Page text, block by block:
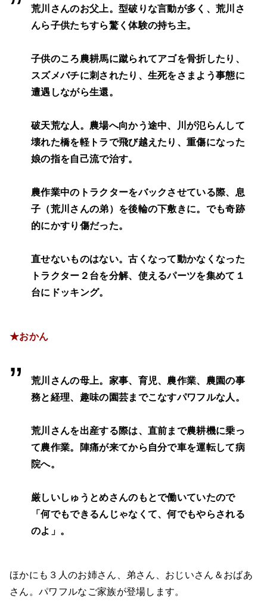
荒川さんのお父上。型破りな言動が多く、荒川さ
んら子供たちすら驚く体験の持ち主。
子供のころ農耕馬に蹴られてアゴを骨折したり、
スズメバチに刺されたり、生死をさまよう事態に
遭遇しながら生還。
破天荒な人。農場へ向かう途中、川が氾らんして
壊れた橋を軽トラで飛び越えたり、重傷になった
娘の指を自己流で治す。
農作業中のトラクターをバックさせている際、息
子（荒川さんの弟）を後輪の下敷きに。でも奇跡
的にかすり傷だった。
直せないものはない。古くなって動かなくなった
トラクター２台を分解、使えるパーツを集めて１
台にドッキング。
★おかん
荒川さんの母上。家事、育児、農作業、農園の事
務と経理、趣味の園芸までこなすパワフルな人。
荒川さんを出産する際は、直前まで農耕機に乗っ
て農作業。陣痛が来てから自分で車を運転して病
院へ。
厳しいしゅうとめさんのもとで働いていたので
「何でもできるんじゃなくて、何でもやらされる
のよ」。
ほかにも３人のお姉さん、弟さん、おじいさん＆おばあ
さん。パワフルなご家族が登場します。